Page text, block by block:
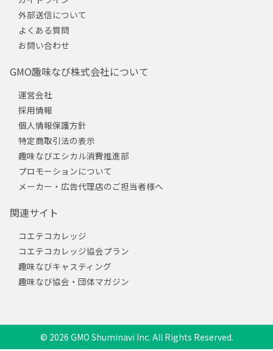
外部送信について
よくある質問
お問い合わせ
GMO趣味なび株式会社について
運営会社
採用情報
個人情報保護方針
特定商取引法の表示
趣味なびエシカル消費推進部
プロモーションについて
メーカー・広告代理店のご担当者様へ
関連サイト
コエテコカレッジ
コエテコカレッジ協会プラン
趣味なびキャスティング
趣味なび協会・団体マガジン
© 2026 GMO Shuminavi Inc. All Rights Reserved.